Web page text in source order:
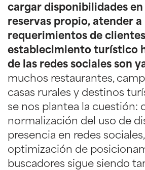
cargar disponibilidades
reservas propio, atender a
requerimientos de
establecimiento turístico
de las redes sociales son
muchos restaurantes,
casas rurales y destinos
se nos plantea la cuestión:
normalización del uso de
presencia en redes
optimización de
buscadores sigue siendo